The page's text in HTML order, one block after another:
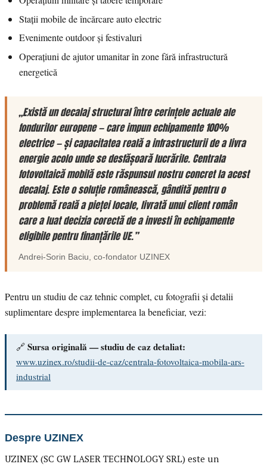
Stații mobile de încărcare auto electric
Evenimente outdoor și festivaluri
Operațiuni de ajutor umanitar în zone fără infrastructură
energetică
„Există un decalaj structural între cerințele actuale ale
fondurilor europene — care impun echipamente 100%
electrice — și capacitatea reală a infrastructurii de a livra
energie acolo unde se desfășoară lucrările. Centrala
fotovoltaică mobilă este răspunsul nostru concret la acest
decalaj. Este o soluție românească, gândită pentru o
problemă reală a pieței locale, livrată unui client român
care a luat decizia corectă de a investi în echipamente
eligibile pentru finanțările UE.”
Andrei-Sorin Baciu, co-fondator UZINEX
Pentru un studiu de caz tehnic complet, cu fotografii și detalii
suplimentare despre implementarea la beneficiar, vezi:
🔗 Sursa originală — studiu de caz detaliat:
www.uzinex.ro/studii-de-caz/centrala-fotovoltaica-mobila-ars-
industrial
Despre UZINEX
UZINEX (SC GW LASER TECHNOLOGY SRL) este un